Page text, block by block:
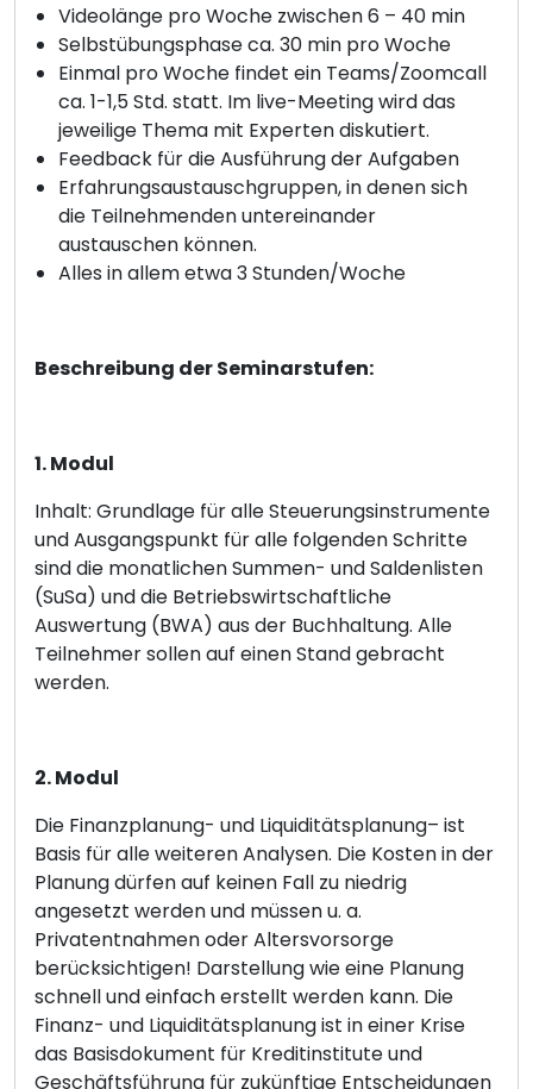
Videolänge pro Woche zwischen 6 – 40 min
Selbstübungsphase ca. 30 min pro Woche
Einmal pro Woche findet ein Teams/Zoomcall
ca. 1-1,5 Std. statt. Im live-Meeting wird das
jeweilige Thema mit Experten diskutiert.
Feedback für die Ausführung der Aufgaben
Erfahrungsaustauschgruppen, in denen sich
die Teilnehmenden untereinander
austauschen können.
Alles in allem etwa 3 Stunden/Woche
Beschreibung der Seminarstufen:
1. Modul
Inhalt: Grundlage für alle Steuerungsinstrumente
und Ausgangspunkt für alle folgenden Schritte
sind die monatlichen Summen- und Saldenlisten
(SuSa) und die Betriebswirtschaftliche
Auswertung (BWA) aus der Buchhaltung. Alle
Teilnehmer sollen auf einen Stand gebracht
werden.
2. Modul
Die Finanzplanung- und Liquiditätsplanung– ist
Basis für alle weiteren Analysen. Die Kosten in der
Planung dürfen auf keinen Fall zu niedrig
angesetzt werden und müssen u. a.
Privatentnahmen oder Altersvorsorge
berücksichtigen! Darstellung wie eine Planung
schnell und einfach erstellt werden kann. Die
Finanz- und Liquiditätsplanung ist in einer Krise
das Basisdokument für Kreditinstitute und
Geschäftsführung für zukünftige Entscheidungen